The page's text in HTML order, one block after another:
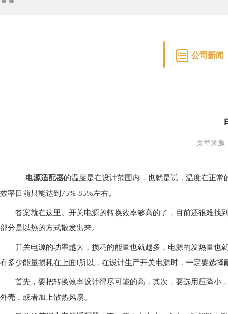
公司新闻
文章来源
电源适配器的温度是在设计范围内，也就是说，温度在正
效率目前只能达到75%-85%左右。
答案就在这里。开关电源的转换效率够高的了，目前还很难找
部分是以热的方式散发出来。
开关电源的功率越大，损耗的能量也就越多，电源的发热量也
有多少能量损耗在上面!所以，在设计生产开关电源时，一定要选
首先，要把转换效率设计得尽可能的高，其次，要选用压降小
外壳，或者加上散热风扇。